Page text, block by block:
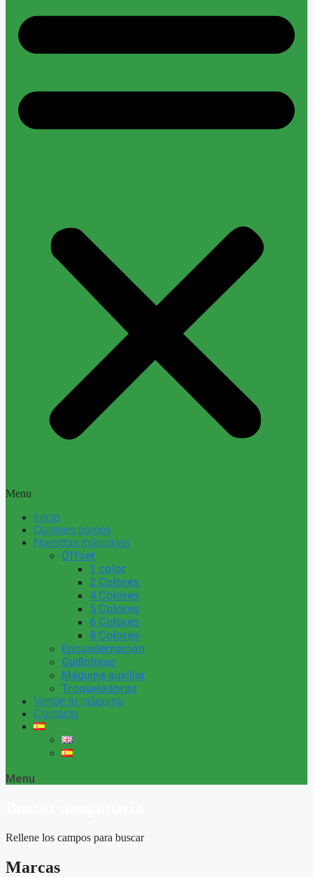
Menu
Inicio
Quienes somos
Nuestras máquinas
Offset
1 color
2 Colores
4 Colores
5 Colores
6 Colores
8 Colores
Encuadernación
Guillotinas
Maquina auxiliar
Troqueladoras
Vende tu máquina
Contacto
Menu
Rellene los campos para buscar
Marcas